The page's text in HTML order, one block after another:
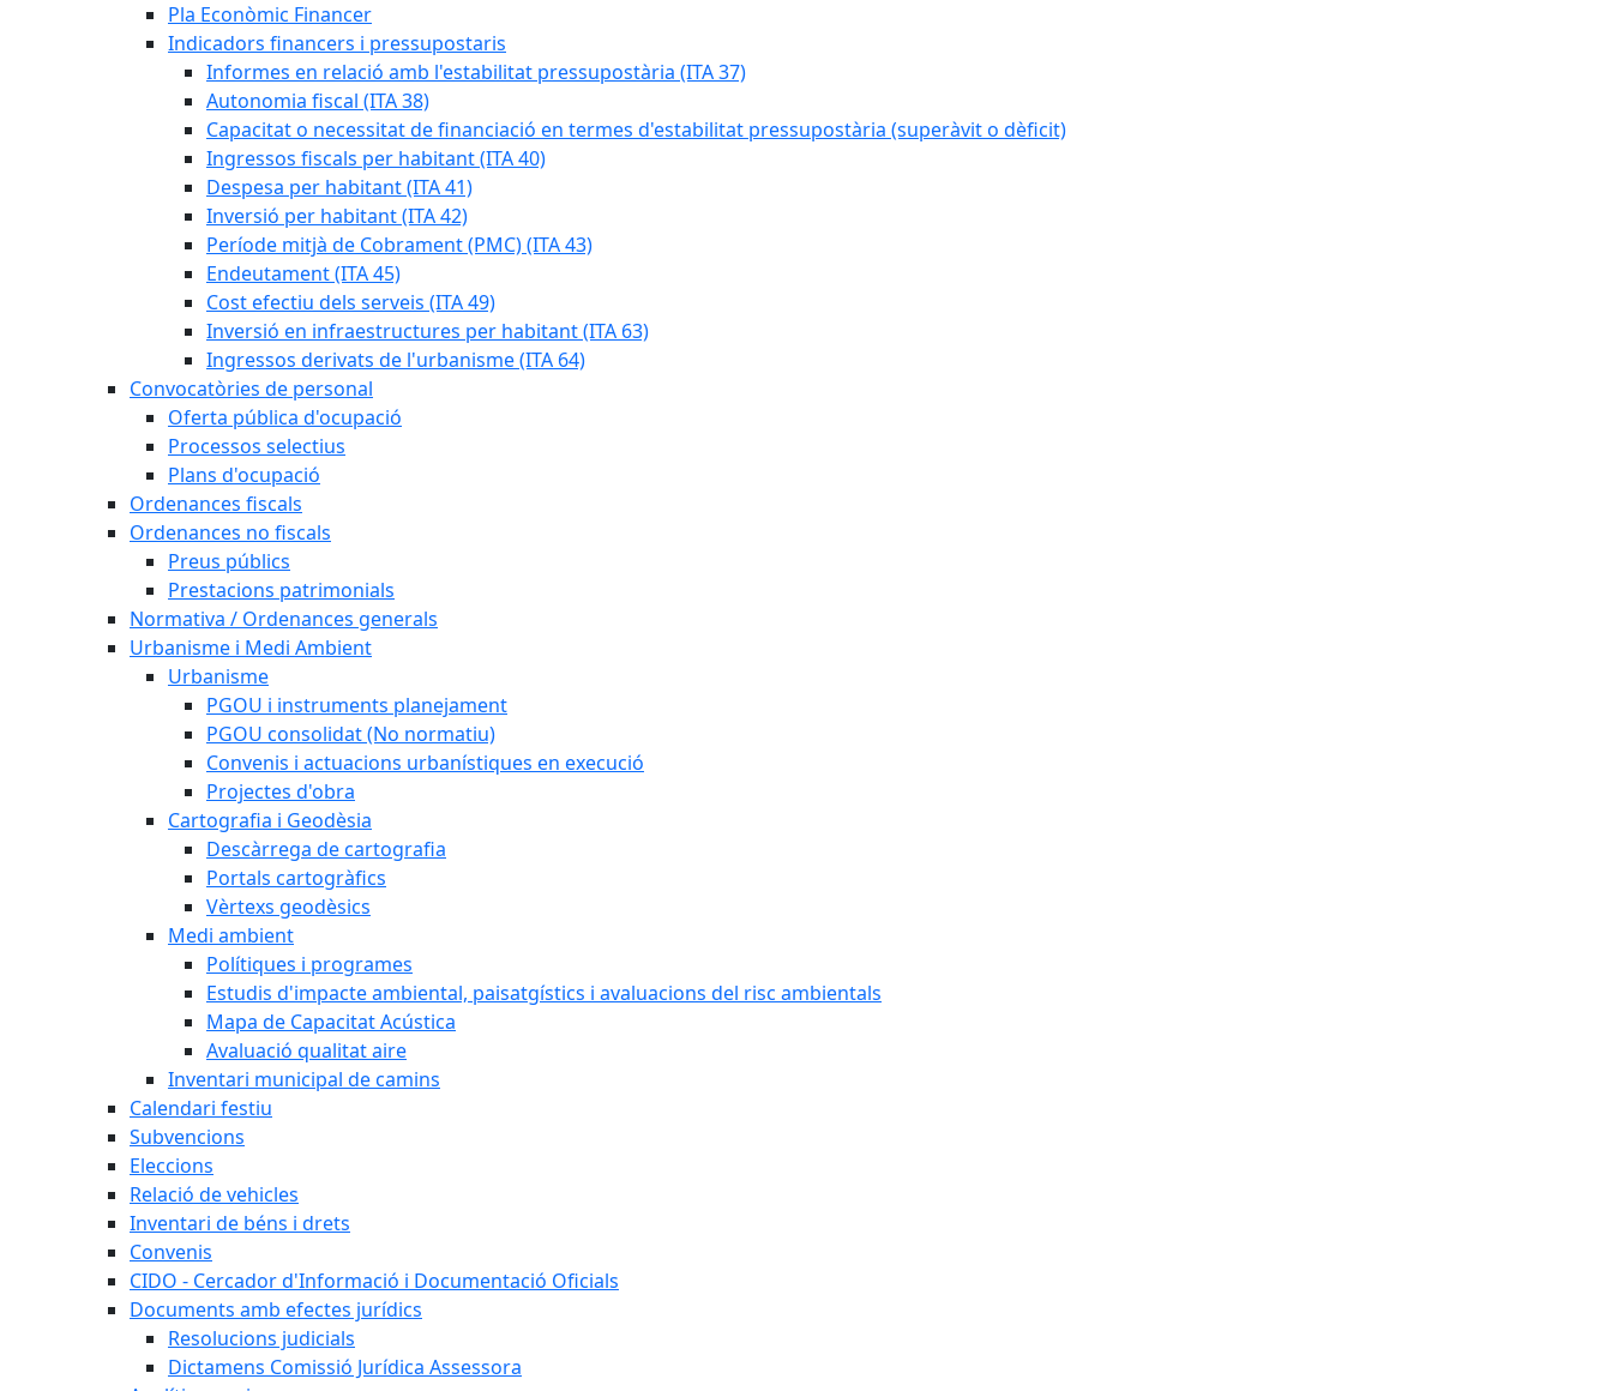
Pla Econòmic Financer
Indicadors financers i pressupostaris
Informes en relació amb l'estabilitat pressupostària (ITA 37)
Autonomia fiscal (ITA 38)
Capacitat o necessitat de financiació en termes d'estabilitat pressupostària (superàvit o dèficit)
Ingressos fiscals per habitant (ITA 40)
Despesa per habitant (ITA 41)
Inversió per habitant (ITA 42)
Període mitjà de Cobrament (PMC) (ITA 43)
Endeutament (ITA 45)
Cost efectiu dels serveis (ITA 49)
Inversió en infraestructures per habitant (ITA 63)
Ingressos derivats de l'urbanisme (ITA 64)
Convocatòries de personal
Oferta pública d'ocupació
Processos selectius
Plans d'ocupació
Ordenances fiscals
Ordenances no fiscals
Preus públics
Prestacions patrimonials
Normativa / Ordenances generals
Urbanisme i Medi Ambient
Urbanisme
PGOU i instruments planejament
PGOU consolidat (No normatiu)
Convenis i actuacions urbanístiques en execució
Projectes d'obra
Cartografia i Geodèsia
Descàrrega de cartografia
Portals cartogràfics
Vèrtexs geodèsics
Medi ambient
Polítiques i programes
Estudis d'impacte ambiental, paisatgístics i avaluacions del risc ambientals
Mapa de Capacitat Acústica
Avaluació qualitat aire
Inventari municipal de camins
Calendari festiu
Subvencions
Eleccions
Relació de vehicles
Inventari de béns i drets
Convenis
CIDO - Cercador d'Informació i Documentació Oficials
Documents amb efectes jurídics
Resolucions judicials
Dictamens Comissió Jurídica Assessora